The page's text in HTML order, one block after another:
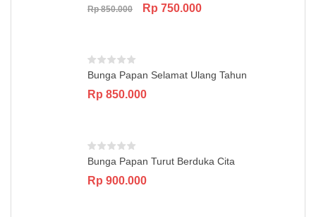
Rp850.000
Original
Rp 750.000Current
Bunga Papan Selamat Ulang Tahun
Rp 850.000
Bunga Papan Turut Berduka Cita
Rp 900.000